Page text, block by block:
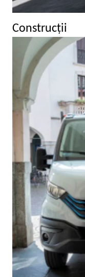
Construcţii